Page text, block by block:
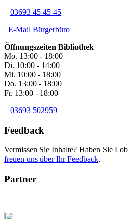
03693 45 45 45
E-Mail Bürgerbüro
Öffnungszeiten Bibliothek
Mo. 13:00 - 18:00
Di. 10:00 - 14:00
Mi. 10:00 - 18:00
Do. 13:00 - 18:00
Fr. 13:00 - 18:00
03693 502959
Feedback
Vermissen Sie Inhalte? Haben Sie
freuen uns über Ihr Feedback.
Partner